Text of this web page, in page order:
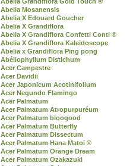
Abelia Mosanensis
Abelia X Edouard Goucher
Abelia X Grandiflora
Abelia X Grandiflora Confetti Conti ®
Abelia X Grandiflora Kaleidoscope
Abelia x Grandiflora Ping pong
Abéliophyllum Distichum
Acer Campestre
Acer Davidii
Acer Japonicum Acotinifolium
Acer Negundo Flamingo
Acer Palmatum
Acer Palmatum Atropurpuréum
Acer Palmatum bloogood
Acer Palmatum Butterfly
Acer Palmatum Dissectum
Acer Palmatum Hana Matoi ®
Acer Palmatum Orange Dream
Acer Palmatum Ozakazuki